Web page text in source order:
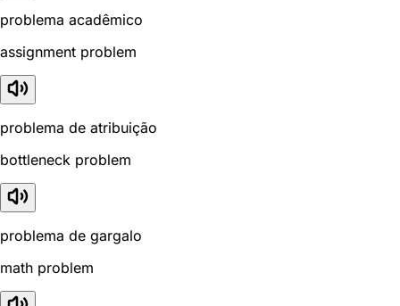
problema acadêmico
assignment problem
problema de atribuição
bottleneck problem
problema de gargalo
math problem